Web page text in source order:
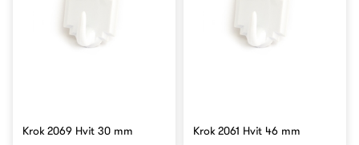
Krok 2069 Hvit 30 mm Krok 2061 Hvit 46 mm